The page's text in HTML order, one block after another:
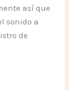
así que
sonido a
de